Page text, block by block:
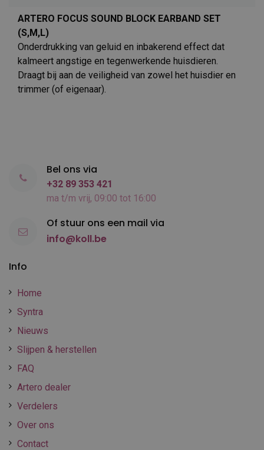
ARTERO FOCUS SOUND BLOCK EARBAND SET
(S,M,L)
Onderdrukking van geluid en inbakerend effect dat
kalmeert angstige en tegenwerkende huisdieren.
Draagt bij aan de veiligheid van zowel het huisdier en
trimmer (of eigenaar).
Info
Home
Syntra
Nieuws
Slijpen & herstellen
FAQ
Artero dealer
Verdelers
Over ons
Contact
Bel ons via
+32 89 353 421
ma t/m vrij, 09:00 tot 16:00
Of stuur ons een mail via
info@koll.be